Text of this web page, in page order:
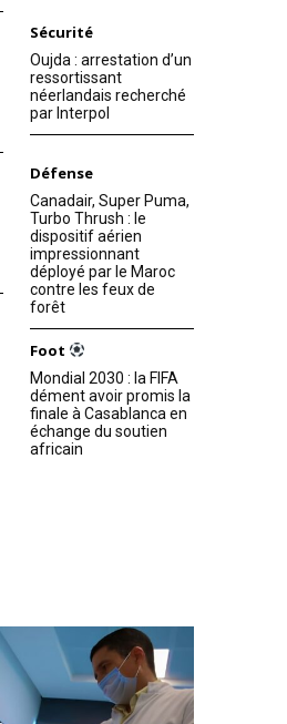
Sécurité
Oujda : arrestation d’un
ressortissant
néerlandais recherché
par Interpol
Défense
Canadair, Super Puma,
Turbo Thrush : le
dispositif aérien
impressionnant
déployé par le Maroc
contre les feux de
forêt
Foot
Mondial 2030 : la FIFA
dément avoir promis la
finale à Casablanca en
échange du soutien
africain